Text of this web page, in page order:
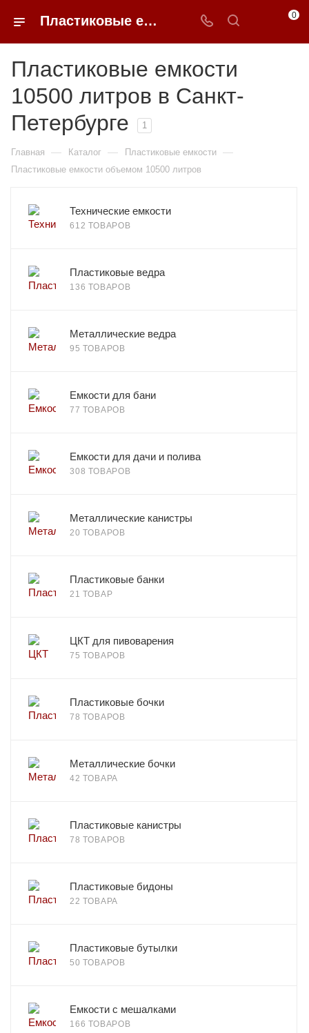
Пластиковые емкости 10500 литров в Санкт-Петербурге 0
Пластиковые емкости
10500 литров в Санкт-
Петербурге
1
Главная — Каталог — Пластиковые емкости —
Пластиковые емкости объемом 10500 литров
Технические емкости
612 ТОВАРОВ
Пластиковые ведра
136 ТОВАРОВ
Металлические ведра
95 ТОВАРОВ
Емкости для бани
77 ТОВАРОВ
Емкости для дачи и полива
308 ТОВАРОВ
Металлические канистры
20 ТОВАРОВ
Пластиковые банки
21 ТОВАР
ЦКТ для пивоварения
75 ТОВАРОВ
Пластиковые бочки
78 ТОВАРОВ
Металлические бочки
42 ТОВАРА
Пластиковые канистры
78 ТОВАРОВ
Пластиковые бидоны
22 ТОВАРА
Пластиковые бутылки
50 ТОВАРОВ
Емкости с мешалками
166 ТОВАРОВ